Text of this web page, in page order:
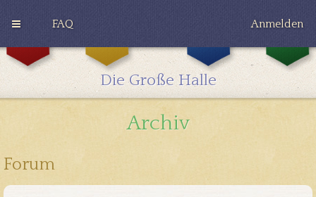
FAQ Anmelden
G
i
H
u
e
R
n
Die Große Halle
Archiv
Forum